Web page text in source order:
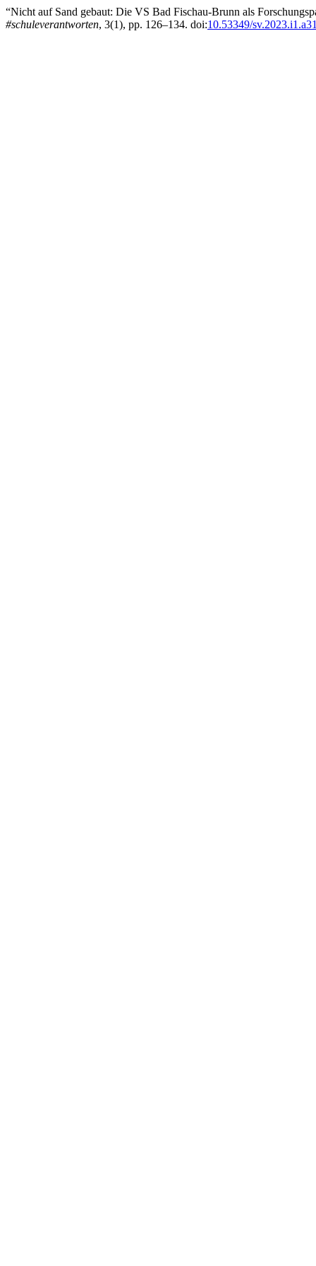
“Nicht auf Sand gebaut: Die VS Bad Fischau-Brunn als
#schuleverantworten, 3(1), pp. 126–134. doi:10.53349/